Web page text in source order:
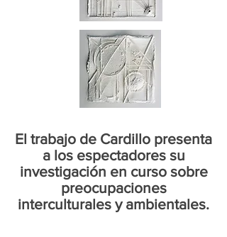
El trabajo de Cardillo presenta
a los espectadores su
investigación en curso sobre
preocupaciones
interculturales y ambientales.